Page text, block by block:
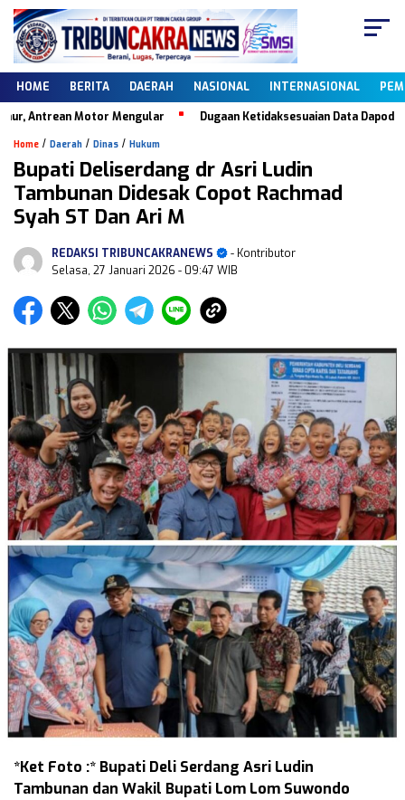
HOME BERITA DAERAH NASIONAL INTERNASIONAL
Motor Mengular Dugaan Ketidaksesuaian Data Dapodik,
Home / Daerah / Dinas / Hukum
Bupati Deliserdang dr Asri Ludin
Tambunan Didesak Copot Rachmad
Syah ST Dan Ari M
REDAKSI TRIBUNCAKRANEWS
- Kontributor
Selasa, 27 Januari 2026 - 09:47 WIB
*Ket Foto :* Bupati Deli Serdang Asri Ludin
Tambunan dan Wakil Bupati Lom Lom Suwondo